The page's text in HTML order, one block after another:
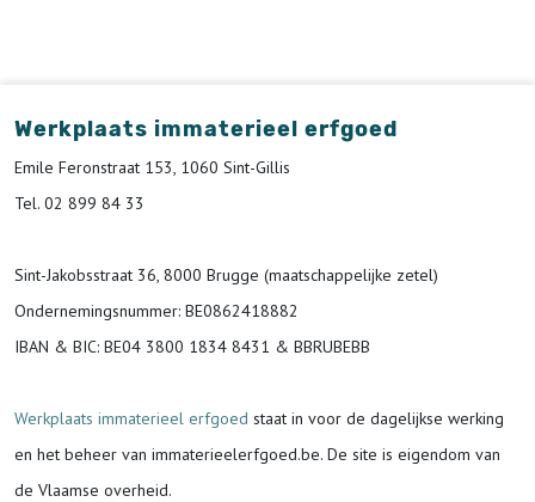
Werkplaats immaterieel erfgoed
Emile Feronstraat 153, 1060 Sint-Gillis
Tel. 02 899 84 33
Sint-Jakobsstraat 36, 8000 Brugge (maatschappelijke zetel)
Ondernemingsnummer: BE0862418882
IBAN & BIC: BE04 3800 1834 8431 & BBRUBEBB
Werkplaats immaterieel erfgoed staat in voor de dagelijkse werking
en het beheer van immaterieelerfgoed.be. De site is eigendom van
de Vlaamse overheid.